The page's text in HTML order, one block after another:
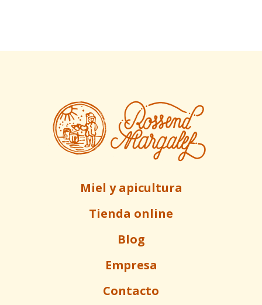
Miel y apicultura
Tienda online
Blog
Empresa
Contacto